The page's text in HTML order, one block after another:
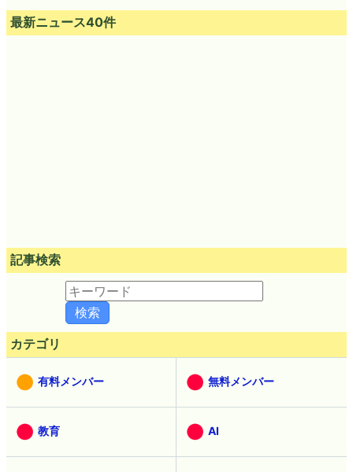
最新ニュース40件
記事検索
カテゴリ
有料メンバー 無料メンバー
教育 AI